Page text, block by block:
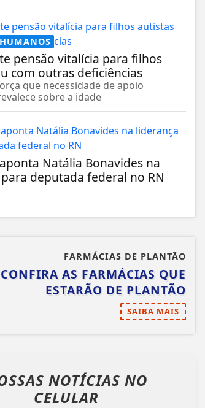
pensão vitalícia para filhos
com outras deficiências
que necessidade de apoio
sobre a idade
Natália Bonavides na
deputada federal no RN
FARMÁCIAS DE PLANTÃO
CONFIRA AS FARMÁCIAS QUE
ESTARÃO DE PLANTÃO
SAIBA MAIS
NOTÍCIAS NO
CELULAR